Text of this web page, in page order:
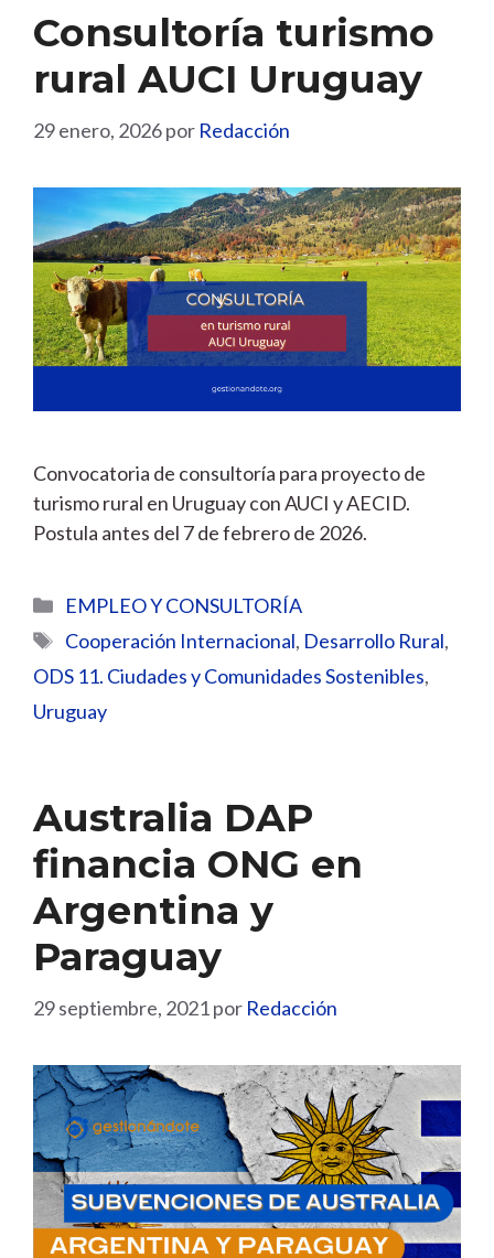
Consultoría turismo
rural AUCI Uruguay
29 enero, 2026por Redacción
Convocatoria de consultoría para proyecto de
turismo rural en Uruguay con AUCI y AECID.
Postula antes del 7 de febrero de 2026.
Categorías
EMPLEO Y CONSULTORÍA
Etiquetas
Cooperación Internacional, Desarrollo Rural,
ODS 11. Ciudades y Comunidades Sostenibles,
Uruguay
Australia DAP
financia ONG en
Argentina y
Paraguay
29 septiembre, 2021por Redacción